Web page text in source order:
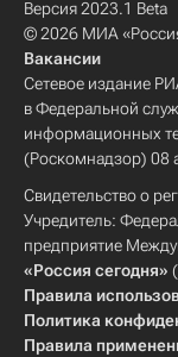
Версия 2023.1 Beta
© 2026 МИА
Вакансии
Сетевое издание
в Федеральной
информационных
(Роскомнадзор) 08
Свидетельство о
Учредитель:
предприятие
«Россия сегодня»
Правила
Политика
Правила